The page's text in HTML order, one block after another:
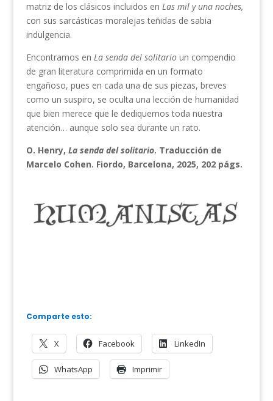
matriz de los clásicos incluidos en Las mil y una noches,
con sus sarcásticas moralejas teñidas de sabia
indulgencia.
Encontramos en La senda del solitarioun compendio
de gran literatura comprimida en un formato
engañoso, pues en cada una de sus piezas, breves
como un suspiro, se oculta una lección de humanidad
que bien merece que le dediquemos toda nuestra
atención… aunque solo sea durante un rato.
O. Henry, La senda del solitario. Traducción de
Marcelo Cohen. Fiordo, Barcelona, 2025, 202 págs.
Comparte esto:
X Facebook LinkedIn
WhatsApp Imprimir